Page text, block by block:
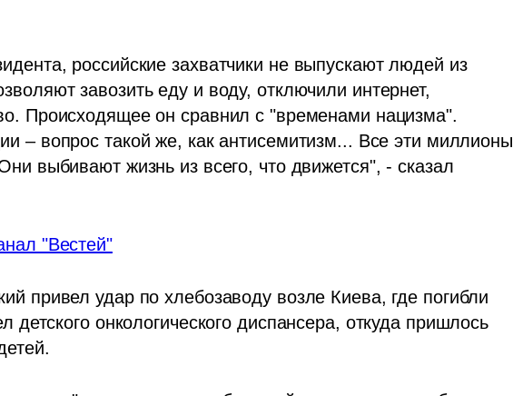
российские захватчики не выпускают людей из
завозить еду и воду, отключили интернет,
Происходящее он сравнил с "временами нацизма".
– вопрос такой же, как антисемитизм... Все эти миллионы
выбивают жизнь из всего, что движется", - сказал
"Вестей"
привел удар по хлебозаводу возле Киева, где погибли
детского онкологического диспансера, откуда пришлось